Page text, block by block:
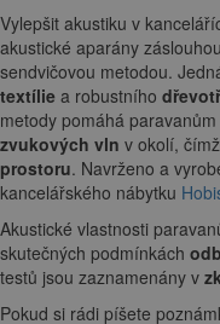
Vylepšit akustiku v
akustické aparány
sendvičovou metodou.
textílie a robustního
metody pomáhá
zvukových vln v okolí,
prostoru. Navrženo a
kancelářského nábytku
Akustické vlastnosti
skutečných podmínkách
testů jsou zaznamenány v
Pokud si rádi píšete